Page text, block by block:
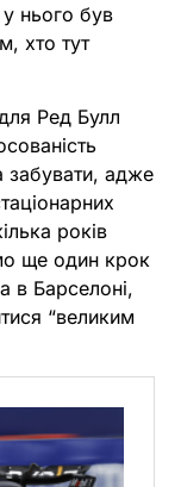
нього був
хто тут
Ред Булл
забувати, адже
років
ще один крок
в Барселоні,
“великим